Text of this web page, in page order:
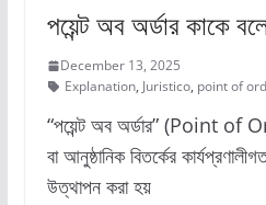
পয়েন্ট অব অর্ডার কাকে
December 13, 2025
Explanation, Juristico, point of
“পয়েন্ট অব অর্ডার” (Point of
বা আনুষ্ঠানিক বিতর্কের
উত্থাপন করা হয়